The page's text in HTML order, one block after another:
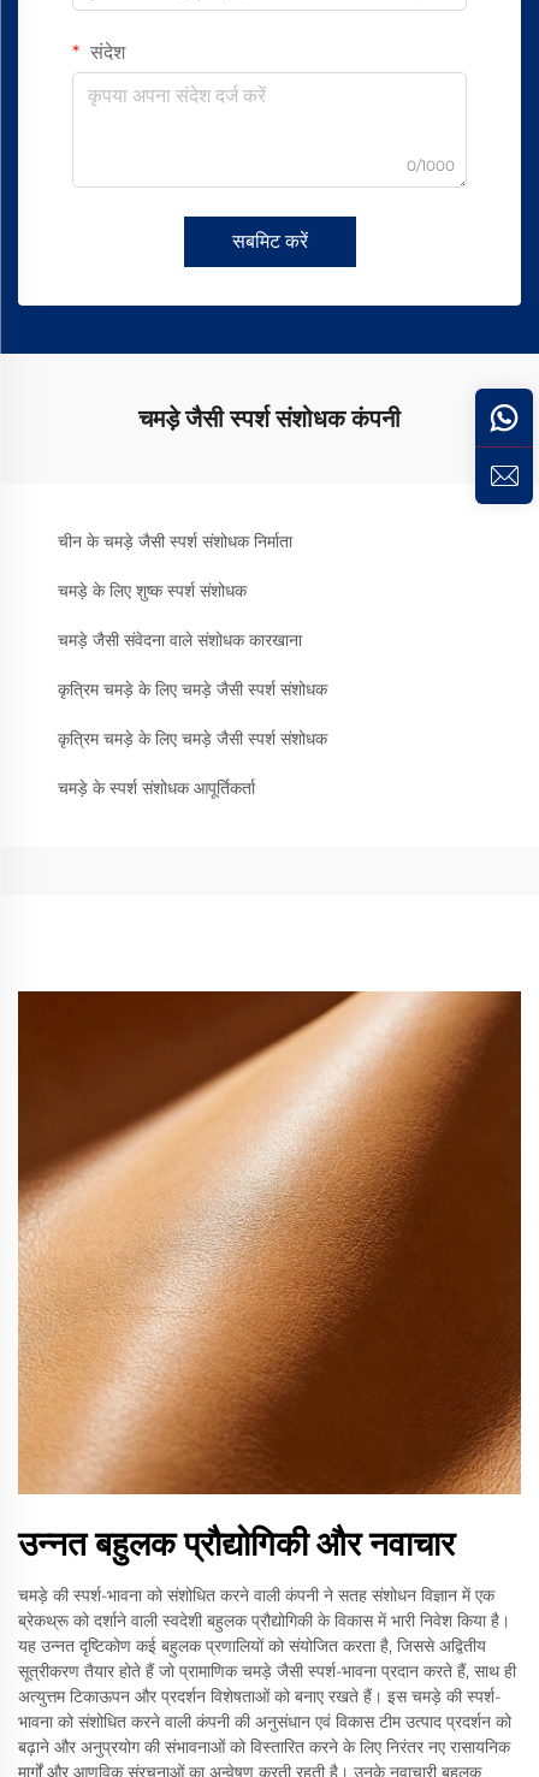
संदेश
0/1000
सबमिट करें
चमड़े जैसी स्पर्श संशोधक कंपनी
चीन के चमड़े जैसी स्पर्श संशोधक निर्माता
चमड़े के लिए शुष्क स्पर्श संशोधक
चमड़े जैसी संवेदना वाले संशोधक कारखाना
कृत्रिम चमड़े के लिए चमड़े जैसी स्पर्श संशोधक
कृत्रिम चमड़े के लिए चमड़े जैसी स्पर्श संशोधक
चमड़े के स्पर्श संशोधक आपूर्तिकर्ता
उन्नत बहुलक प्रौद्योगिकी और नवाचार
चमड़े की स्पर्श-भावना को संशोधित करने वाली कंपनी ने सतह संशोधन विज्ञान में एक
ब्रेकथ्रू को दर्शाने वाली स्वदेशी बहुलक प्रौद्योगिकी के विकास में भारी निवेश किया है।
यह उन्नत दृष्टिकोण कई बहुलक प्रणालियों को संयोजित करता है, जिससे अद्वितीय
सूत्रीकरण तैयार होते हैं जो प्रामाणिक चमड़े जैसी स्पर्श-भावना प्रदान करते हैं, साथ ही
अत्युत्तम टिकाऊपन और प्रदर्शन विशेषताओं को बनाए रखते हैं। इस चमड़े की स्पर्श-
भावना को संशोधित करने वाली कंपनी की अनुसंधान एवं विकास टीम उत्पाद प्रदर्शन को
बढ़ाने और अनुप्रयोग की संभावनाओं को विस्तारित करने के लिए निरंतर नए रासायनिक
मार्गों और आणविक संरचनाओं का अन्वेषण करती रहती है। उनके नवाचारी बहुलक